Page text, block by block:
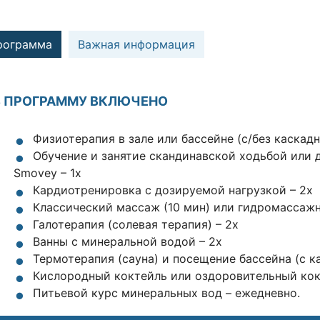
Важная информация
ПРОГРАММУ ВКЛЮЧЕНО
Физиотерапия в зале или бассейне (с/без
Обучение и занятие скандинавской ходьбой или
Smovey – 1x
Кардиотренировка с дозируемой нагрузкой – 2x
Классический массаж (10 мин) или
Галотерапия (солевая терапия) – 2x
Ванны с минеральной водой – 2x
Термотерапия (сауна) и посещение бассейна (с
Кислородный коктейль или оздоровительный
Питьевой курс минеральных вод – ежедневно.